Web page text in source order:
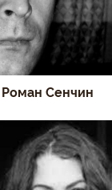
Роман Сенчин